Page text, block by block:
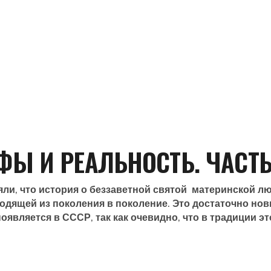
И РЕАЛЬНОСТЬ.
что история о беззаветной святой материнской
из поколения в поколение. Это достаточно
в СССР, так как очевидно, что в традиции